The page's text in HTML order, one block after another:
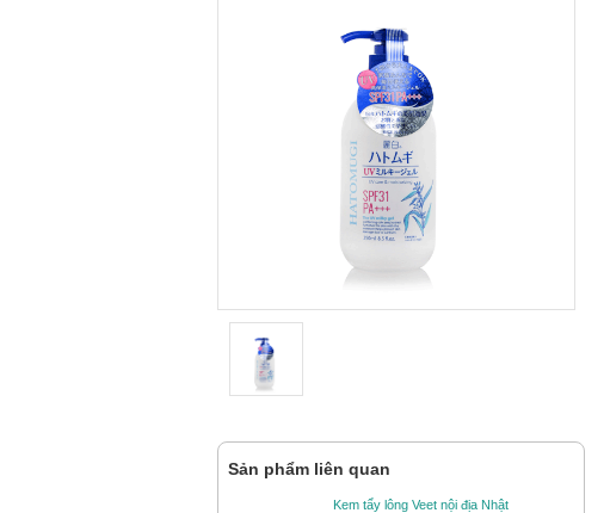
Sản phẩm liên quan
Kem tẩy lông Veet nội địa Nhật